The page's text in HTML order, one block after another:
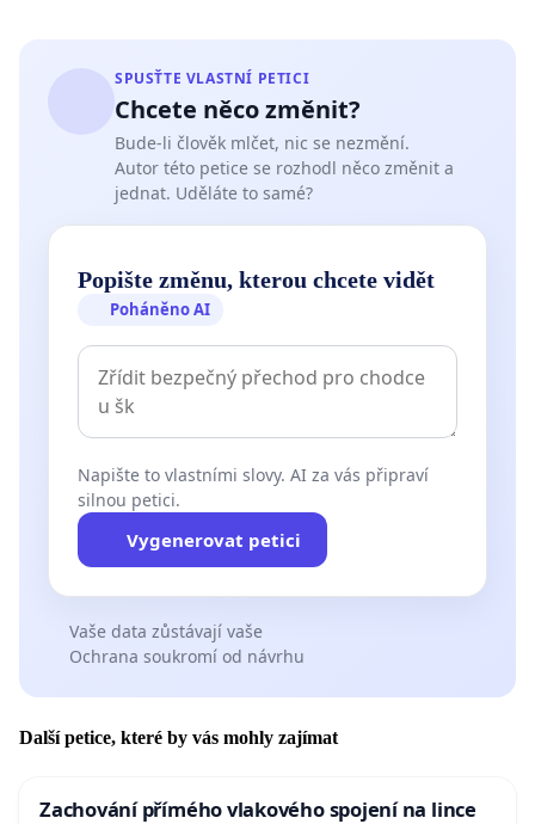
SPUSŤTE VLASTNÍ PETICI
Chcete něco změnit?
Bude-li člověk mlčet, nic se nezmění.
Autor této petice se rozhodl něco změnit a
jednat. Uděláte to samé?
Popište změnu, kterou chcete vidět
Poháněno AI
Napište to vlastními slovy. AI za vás připraví
silnou petici.
Vygenerovat petici
Vaše data zůstávají vaše
Ochrana soukromí od návrhu
Další petice, které by vás mohly zajímat
Zachování přímého vlakového spojení na lince